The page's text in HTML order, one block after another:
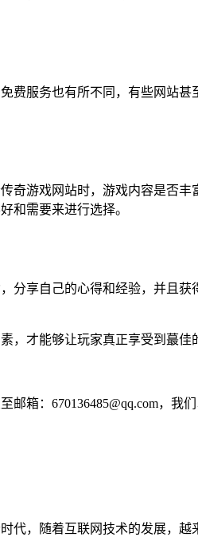
服务也有所不同，有些网站
游戏网站时，游戏内容是否
和需要来进行选择。
享自己的心得和经验，并且
，才能够让玩家真正享受到蕞佳
箱：670136485@qq.com，我
，随着互联网技术的发展，